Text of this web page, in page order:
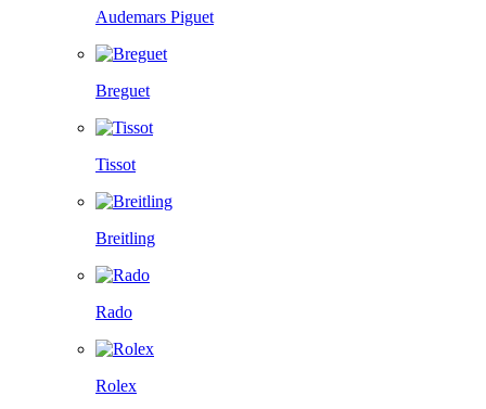
Audemars Piguet
Breguet
Tissot
Breitling
Rado
Rolex